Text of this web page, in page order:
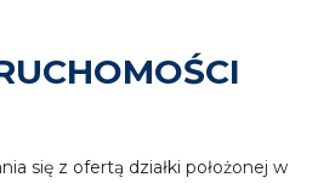
się z ofertą działki położonej w